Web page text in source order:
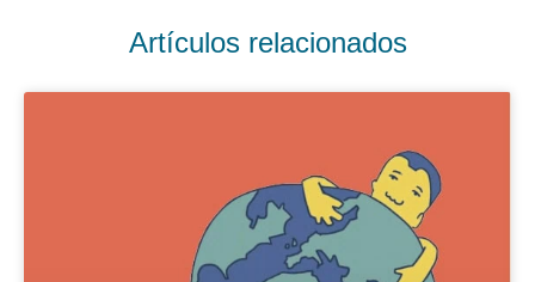
Artículos relacionados